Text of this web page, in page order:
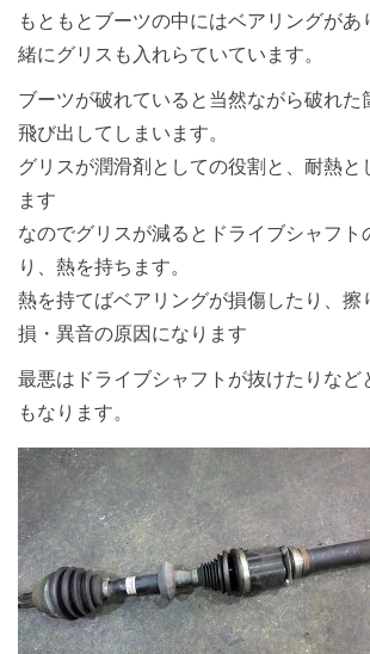
もともとブーツの中にはベアリングがあ
緒にグリスも入れらていています。
ブーツが破れていると当然ながら破れた
飛び出してしまいます。
グリスが潤滑剤としての役割と、耐熱と
ます
なのでグリスが減るとドライブシャフト
り、熱を持ちます。
熱を持てばベアリングが損傷したり、擦
損・異音の原因になります
最悪はドライブシャフトが抜けたりなど
もなります。